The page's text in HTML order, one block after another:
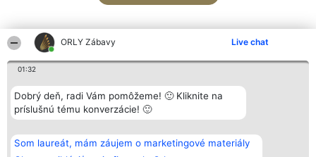
ORLY Zábavy Live chat
01:32
Dobrý deň, radi Vám pomôžeme! 🙂 Kliknite na
príslušnú tému konverzácie! 🙂
Som laureát, mám záujem o marketingové materiály
Organizátor hodnotenia
Bright Side Solutions sp. z o.
o. sp. k.
Wrocław 50-079
KRS 0000749100 | Regon
381313360 | NIP 8943132676
Hodnotenie
Laureáti
Lista
Laureatów
Podmienky
Obchodné
Kontakt
Kontakt